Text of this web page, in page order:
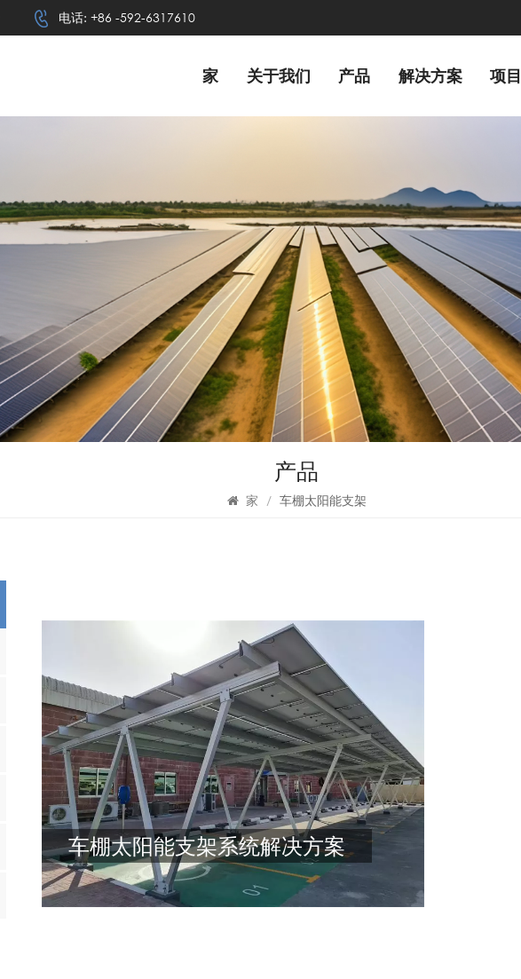
电话: +86 -592-6317610
家 关于我们 产品 解决方案 项目
产品
家 / 车棚太阳能支架
车棚太阳能支架系统解决方案